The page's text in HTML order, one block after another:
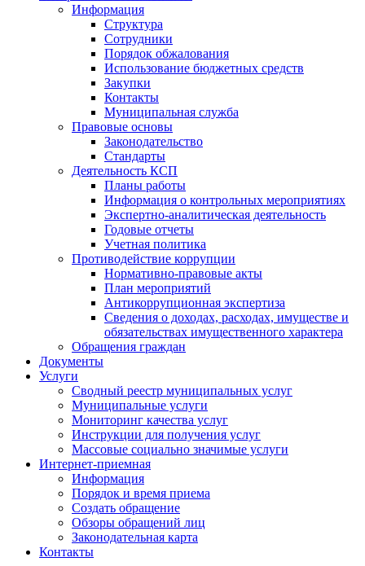
Информация
Структура
Сотрудники
Порядок обжалования
Использование бюджетных средств
Закупки
Контакты
Муниципальная служба
Правовые основы
Законодательство
Стандарты
Деятельность КСП
Планы работы
Информация о контрольных мероприятиях
Экспертно-аналитическая деятельность
Годовые отчеты
Учетная политика
Противодействие коррупции
Нормативно-правовые акты
План мероприятий
Антикоррупционная экспертиза
Сведения о доходах, расходах, имуществе и
обязательствах имущественного характера
Обращения граждан
Документы
Услуги
Сводный реестр муниципальных услуг
Муниципальные услуги
Мониторинг качества услуг
Инструкции для получения услуг
Массовые социально значимые услуги
Интернет-приемная
Информация
Порядок и время приема
Создать обращение
Обзоры обращений лиц
Законодательная карта
Контакты